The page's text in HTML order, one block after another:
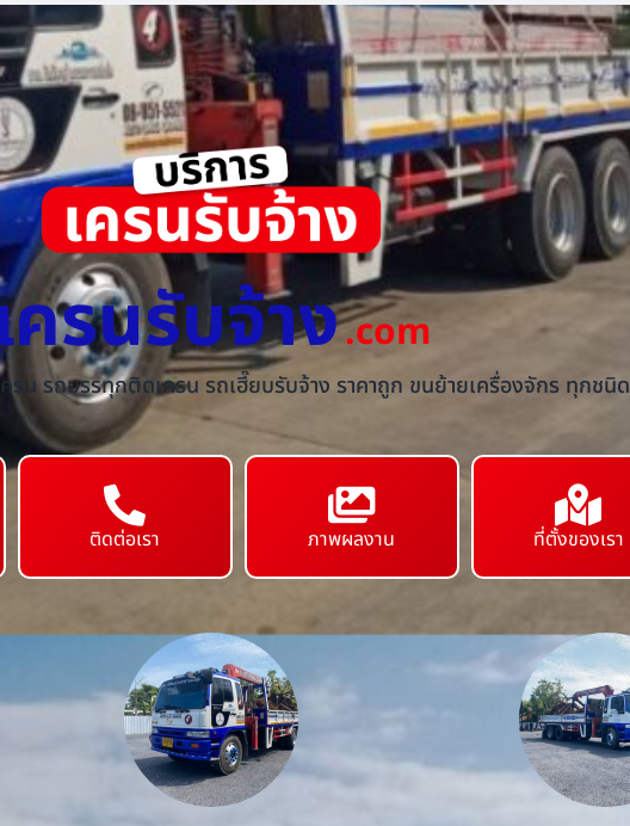
ครนรับจ้าง.com
ครน รถบรรทุกติดเครน รถเฮี๊ยบรับจ้าง ราคาถูก ขนย้ายเครื่องจักร ทุกชนิด
ติดต่อเรา ภาพผลงาน ที่ตั้งของเรา